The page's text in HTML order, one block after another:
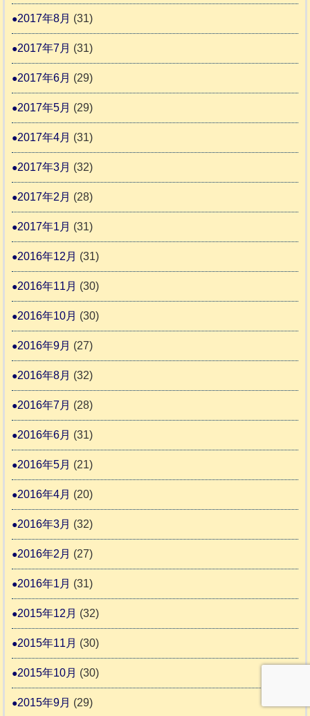
2017年8月 (31)
2017年7月 (31)
2017年6月 (29)
2017年5月 (29)
2017年4月 (31)
2017年3月 (32)
2017年2月 (28)
2017年1月 (31)
2016年12月 (31)
2016年11月 (30)
2016年10月 (30)
2016年9月 (27)
2016年8月 (32)
2016年7月 (28)
2016年6月 (31)
2016年5月 (21)
2016年4月 (20)
2016年3月 (32)
2016年2月 (27)
2016年1月 (31)
2015年12月 (32)
2015年11月 (30)
2015年10月 (30)
2015年9月 (29)